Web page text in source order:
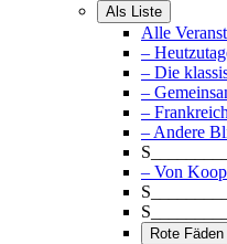
Als Liste
Alle
–
– Die
–
–
– Andere
– Von
Rote Fäden